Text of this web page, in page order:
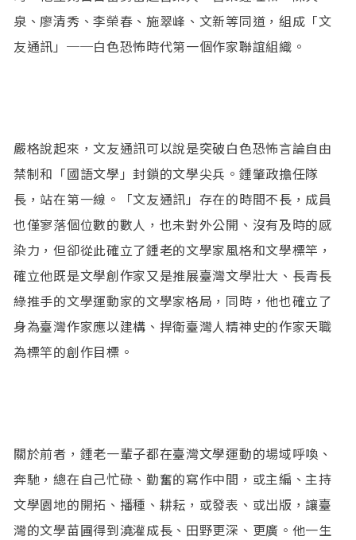
泉、廖清秀、李榮春、施翠峰、文新等同道，組成「文
友通訊」──白色恐怖時代第一個作家聯誼組織。
嚴格說起來，文友通訊可以說是突破白色恐怖言論自由
禁制和「國語文學」封鎖的文學尖兵。鍾肇政擔任隊
長，站在第一線。「文友通訊」存在的時間不長，成員
也僅寥落個位數的數人，也未對外公開、沒有及時的感
染力，但卻從此確立了鍾老的文學家風格和文學標竿，
確立他既是文學創作家又是推展臺灣文學壯大、長青長
綠推手的文學運動家的文學家格局，同時，他也確立了
身為臺灣作家應以建構、捍衛臺灣人精神史的作家天職
為標竿的創作目標。
關於前者，鍾老一輩子都在臺灣文學運動的場域呼喚、
奔馳，總在自己忙碌、勤奮的寫作中間，或主編、主持
文學園地的開拓、播種、耕耘，或發表、或出版，讓臺
灣的文學苗圃得到澆灌成長、田野更深、更廣。他一生